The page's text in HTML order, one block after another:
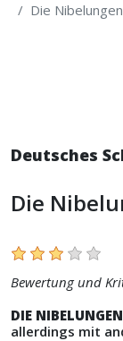
Die Nibelungen
Deutsches
Die
Bewertung und
DIE NIBELUNGEN
allerdings mit